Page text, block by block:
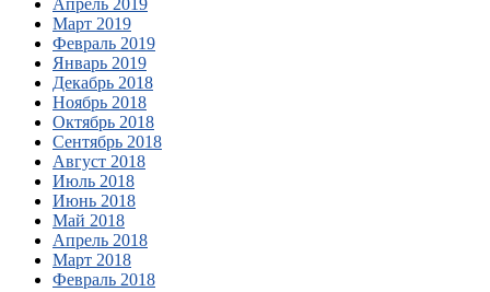
Март 2019
Февраль 2019
Январь 2019
Декабрь 2018
Ноябрь 2018
Октябрь 2018
Сентябрь 2018
Август 2018
Июль 2018
Июнь 2018
Май 2018
Апрель 2018
Март 2018
Февраль 2018